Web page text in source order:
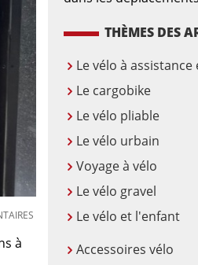
à
THÈMES DES
Le vélo à
Le cargobike
Le vélo pliable
Le vélo urbain
Voyage à vélo
Le vélo gravel
Le vélo et l'enfant
Accessoires vélo